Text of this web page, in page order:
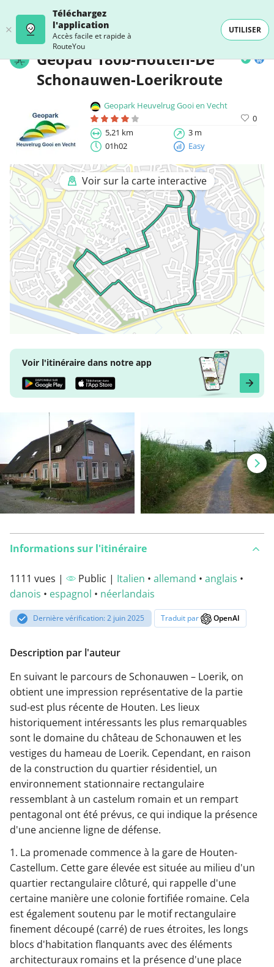
Téléchargez
l'application
Accès facile et rapide à
RouteYou
UTILISER
Geopad 180b-Houten-De
Schonauwen-Loerikroute
Geopark Heuvelrug Gooi en Vecht
0
5,21 km
3 m
01h02
Easy
Voir sur la carte interactive
Voir l'itinéraire dans notre app
Informations sur l'itinéraire
1111 vues | Public | Italien • allemand • anglais •
danois • espagnol • néerlandais
Dernière vérification: 2 juin 2025 Traduit par OpenAI
Description par l'auteur
En suivant le parcours de Schonauwen – Loerik, on
obtient une impression représentative de la partie
sud-est plus récente de Houten. Les lieux
historiquement intéressants les plus remarquables
sont le domaine du château de Schonauwen et les
vestiges du hameau de Loerik. Cependant, en raison
de la construction du quartier résidentiel, un
environnement stationnaire rectangulaire
ressemblant à un castelum romain et un rempart
pentagonal ont été prévus, ce qui indique la présence
d'une ancienne ligne de défense.
1. La promenade commence à la gare de Houten-
Castellum. Cette gare élevée est située au milieu d'un
quartier rectangulaire clôturé, qui rappelle d'une
certaine manière une colonie fortifiée romaine. Cela
est également soutenu par le motif rectangulaire
finement découpé (carré) de rues étroites, les longs
blocs d'habitation flanquants avec des éléments
architecturaux romains et la présence d'une place